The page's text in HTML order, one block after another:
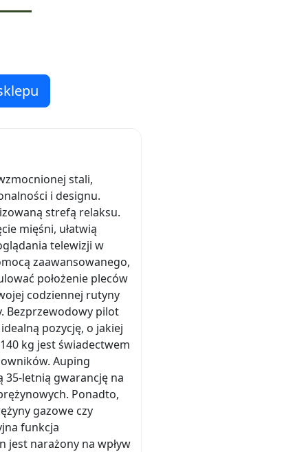
stali,
i designu.
strefą relaksu.
mięśni, ułatwią
telewizji w
zaawansowanego,
położenie pleców
codziennej rutyny
Bezprzewodowy pilot
pozycję, o jakiej
kg jest świadectwem
Auping
35-letnią gwarancję na
Ponadto,
gazowe czy
funkcja
jest narażony na wpływ